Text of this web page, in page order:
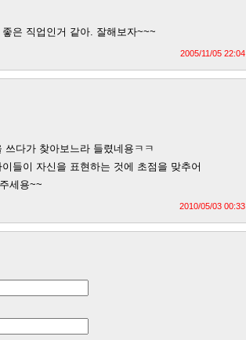
은 직업인거 같아. 잘해보자~~~
2005/11/05 22:04
다가 찾아보느라 들렸네용ㅋㅋ
들이 자신을 표현하는 것에 초점을 맞추어
세용~~
2010/05/03 00:33